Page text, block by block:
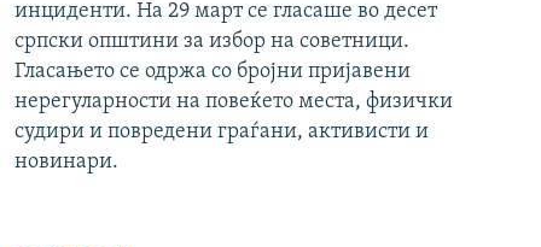
инциденти. На 29 март се гласаше во десет
српски општини за избор на советници.
Гласањето се одржа со бројни пријавени
нерегуларности на повеќето места, физички
судири и повредени граѓани, активисти и
новинари.